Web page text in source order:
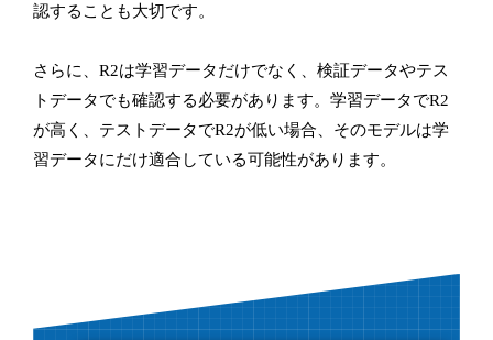
認することも大切です。
さらに、R2は学習データだけでなく、検証データやテス
トデータでも確認する必要があります。学習データでR2
が高く、テストデータでR2が低い場合、そのモデルは学
習データにだけ適合している可能性があります。